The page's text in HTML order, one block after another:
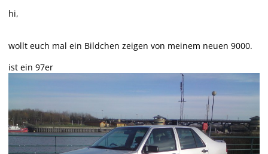
hi,
wollt euch mal ein Bildchen zeigen von meinem neuen 9000.
ist ein 97er